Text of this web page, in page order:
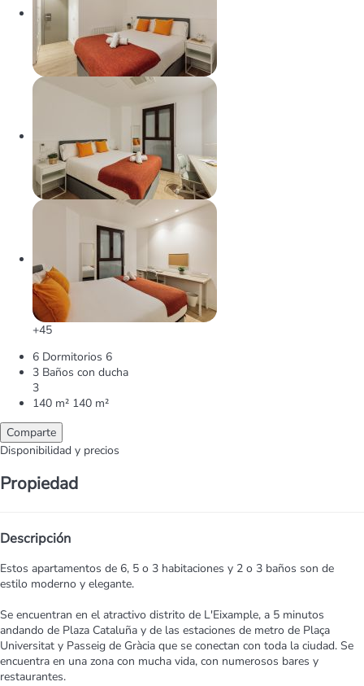
+45
6 Dormitorios 6
3 Baños con ducha
3
140 m² 140 m²
Comparte
Disponibilidad y precios
Propiedad
Descripción
Estos apartamentos de 6, 5 o 3 habitaciones y 2 o 3 baños son de
estilo moderno y elegante.
Se encuentran en el atractivo distrito de L'Eixample, a 5 minutos
andando de Plaza Cataluña y de las estaciones de metro de Plaça
Universitat y Passeig de Gràcia que se conectan con toda la ciudad. Se
encuentra en una zona con mucha vida, con numerosos bares y
restaurantes.